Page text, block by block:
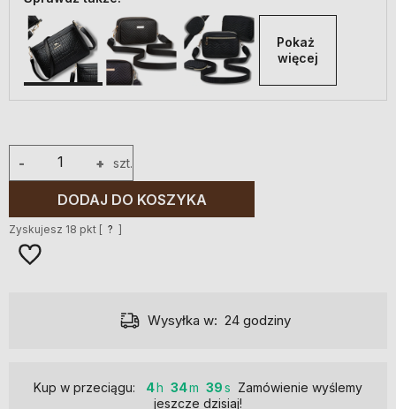
Pokaż
więcej
+
- szt.
DODAJ DO KOSZYKA
Zyskujesz 18 pkt [ ? ]
Wysyłka w: 24 godziny
Kup w przeciągu: 4 34 38
Zamówienie wyślemy
jeszcze dzisiaj!